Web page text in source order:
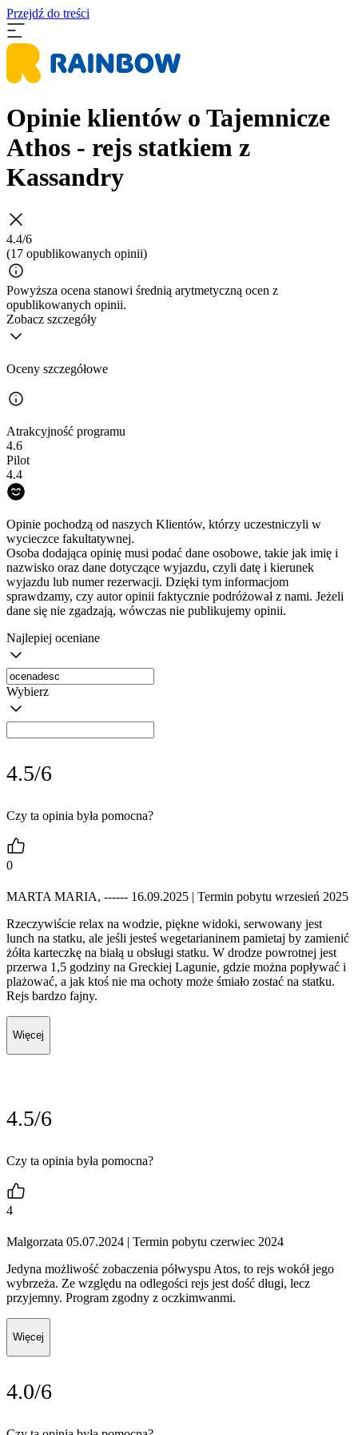
Przejdź do treści
Opinie klientów o Tajemnicze
Athos - rejs statkiem z
Kassandry
4.4/6
(17 opublikowanych opinii)
Powyższa ocena stanowi średnią arytmetyczną ocen z
opublikowanych opinii.
Zobacz szczegóły
Oceny szczegółowe
Atrakcyjność programu
4.6
Pilot
4.4
Opinie pochodzą od naszych Klientów, którzy uczestniczyli w
wycieczce fakultatywnej.
Osoba dodająca opinię musi podać dane osobowe, takie jak imię i
nazwisko oraz dane dotyczące wyjazdu, czyli datę i kierunek
wyjazdu lub numer rezerwacji. Dzięki tym informacjom
sprawdzamy, czy autor opinii faktycznie podróżował z nami. Jeżeli
dane się nie zgadzają, wówczas nie publikujemy opinii.
Najlepiej oceniane
Wybierz
4.5/6
Czy ta opinia była pomocna?
0
MARTA MARIA, ------ 16.09.2025 | Termin pobytu wrzesień 2025
Rzeczywiście relax na wodzie, piękne widoki, serwowany jest
lunch na statku, ale jeśli jesteś wegetarianinem pamietaj by zamienić
żółta karteczkę na białą u obsługi statku. W drodze powrotnej jest
przerwa 1,5 godziny na Greckiej Lagunie, gdzie można popływać i
plażować, a jak ktoś nie ma ochoty może śmiało zostać na statku.
Rejs bardzo fajny.
Więcej
4.5/6
Czy ta opinia była pomocna?
4
Malgorzata 05.07.2024 | Termin pobytu czerwiec 2024
Jedyna możliwość zobaczenia półwyspu Atos, to rejs wokół jego
wybrzeża. Ze względu na odlegości rejs jest dość długi, lecz
przyjemny. Program zgodny z oczkimwanmi.
Więcej
4.0/6